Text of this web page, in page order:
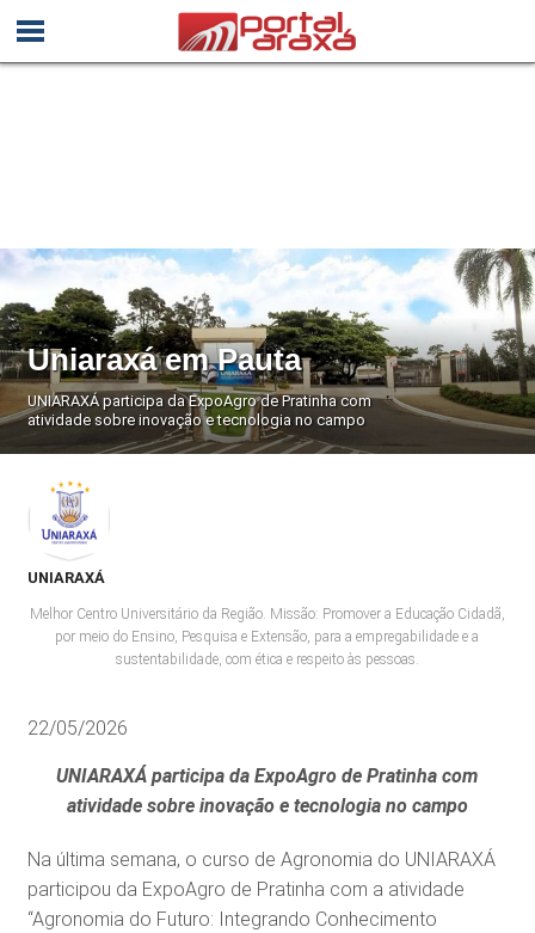
Uniaraxá em Pauta
UNIARAXÁ participa da ExpoAgro de Pratinha com
atividade sobre inovação e tecnologia no campo
UNIARAXÁ
Melhor Centro Universitário da Região. Missão: Promover a Educação Cidadã,
por meio do Ensino, Pesquisa e Extensão, para a empregabilidade e a
sustentabilidade, com ética e respeito às pessoas.
22/05/2026
UNIARAXÁ participa da ExpoAgro de Pratinha com
atividade sobre inovação e tecnologia no campo
Na última semana, o curso de Agronomia do UNIARAXÁ
participou da ExpoAgro de Pratinha com a atividade
“Agronomia do Futuro: Integrando Conhecimento